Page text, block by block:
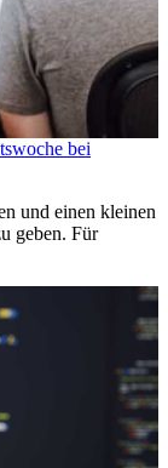
bei
und einen kleinen
geben. Für